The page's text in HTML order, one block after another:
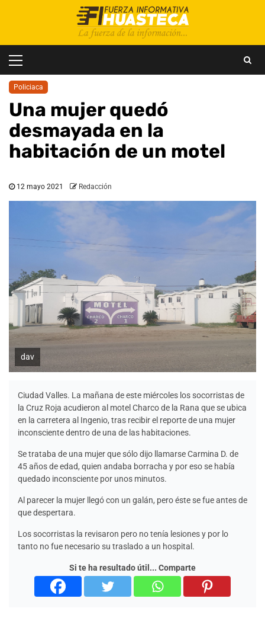
principal
Policiaca
Una mujer quedó
desmayada en la
habitación de un motel
12 mayo 2021 Redacción
dav
Ciudad Valles. La mañana de este miércoles los socorristas de
la Cruz Roja acudieron al motel Charco de la Rana que se ubica
en la carretera al Ingenio, tras recibir el reporte de una mujer
inconsciente dentro de una de las habitaciones.
Se trataba de una mujer que sólo dijo llamarse Carmina D. de
45 años de edad, quien andaba borracha y por eso se había
quedado inconsciente por unos minutos.
Al parecer la mujer llegó con un galán, pero éste se fue antes de
que despertara.
Los socorristas la revisaron pero no tenía lesiones y por lo
tanto no fue necesario su traslado a un hospital.
Si te ha resultado útil... Comparte